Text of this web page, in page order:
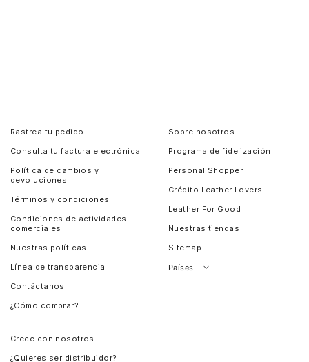
Rastrea tu pedido
Consulta tu factura electrónica
Política de cambios y
devoluciones
Términos y condiciones
Condiciones de actividades
comerciales
Nuestras políticas
Línea de transparencia
Contáctanos
¿Cómo comprar?
Sobre nosotros
Programa de fidelización
Personal Shopper
Crédito Leather Lovers
Leather For Good
Nuestras tiendas
Sitemap
Países
Crece con nosotros
¿Quieres ser distribuidor?